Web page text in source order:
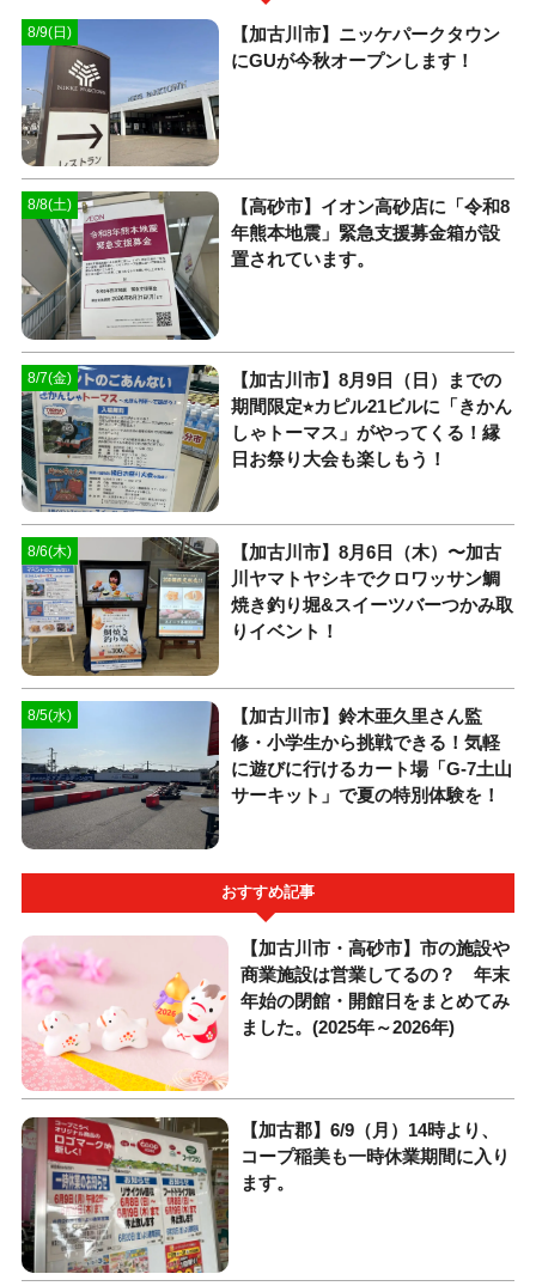
8/9(日)
【加古川市】ニッケパークタウン
にGUが今秋オープンします！
8/8(土)
【高砂市】イオン高砂店に「令和8
年熊本地震」緊急支援募金箱が設
置されています。
8/7(金)
【加古川市】8月9日（日）までの
期間限定⭐︎カピル21ビルに「きかん
しゃトーマス」がやってくる！縁
日お祭り大会も楽しもう！
8/6(木)
【加古川市】8月6日（木）〜加古
川ヤマトヤシキでクロワッサン鯛
焼き釣り堀&スイーツバーつかみ取
りイベント！
8/5(水)
【加古川市】鈴木亜久里さん監
修・小学生から挑戦できる！気軽
に遊びに行けるカート場「G-7土山
サーキット」で夏の特別体験を！
おすすめ記事
【加古川市・高砂市】市の施設や
商業施設は営業してるの？ 年末
年始の閉館・開館日をまとめてみ
ました。(2025年～2026年)
【加古郡】6/9（月）14時より、
コープ稲美も一時休業期間に入り
ます。